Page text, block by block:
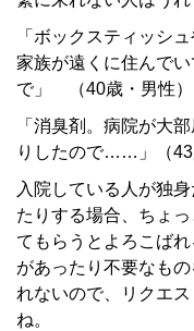
「ボックスティッシ
家族が遠くに住んで
で」 （40歳・男性）
「消臭剤。病院が大
りしたので……」（43
入院している人が独
たりする場合、ちょ
てもらうとよろこば
があったり不要なも
れないので、リクエ
ね。